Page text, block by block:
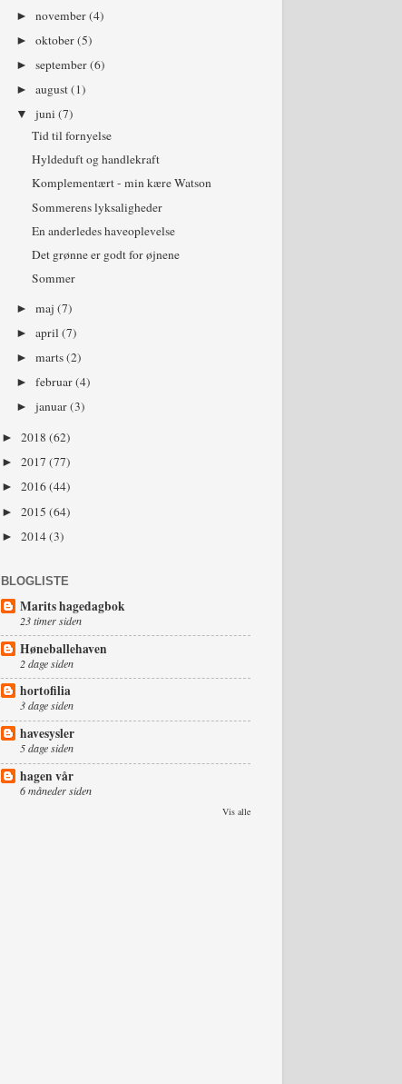
►november(4)
►oktober(5)
►september(6)
►august(1)
▼juni(7)
Tid til fornyelse
Hyldeduft og handlekraft
Komplementært - min kære Watson
Sommerens lyksaligheder
En anderledes haveoplevelse
Det grønne er godt for øjnene
Sommer
►maj(7)
►april(7)
►marts(2)
►februar(4)
►januar(3)
► 2018 (62)
► 2017 (77)
► 2016(44)
► 2015 (64)
► 2014(3)
BLOGLISTE
Marits hagedagbok
23 timer siden
Høneballehaven
2 dage siden
hortofilia
3 dage siden
havesysler
5 dage siden
hagen vår
6 måneder siden
Vis alle